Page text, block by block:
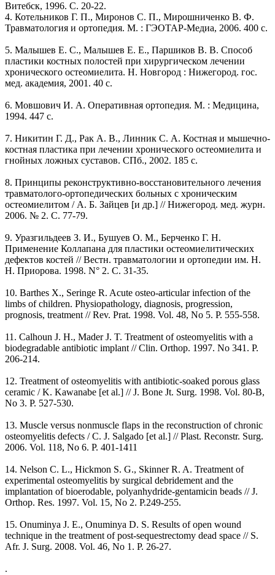
Витебск, 1996. С. 20-22.
4. Котельников Г. П., Миронов С. П., Мирошниченко В. Ф.
Травматология и ортопедия. М. : ГЭОТАР-Медиа, 2006. 400 с.
5. Малышев Е. С., Малышев Е. Е., Паршиков В. В. Способ
пластики костных полостей при хирургическом лечении
хронического остеомиелита. Н. Новгород : Нижегород. гос.
мед. академия, 2001. 40 с.
6. Мовшович И. А. Оперативная ортопедия. М. : Медицина,
1994. 447 с.
7. Никитин Г. Д., Рак А. В., Линник С. А. Костная и мышечно-
костная пластика при лечении хронического остеомиелита и
гнойных ложных суставов. СПб., 2002. 185 с.
8. Принципы реконструктивно-восстановительного лечения
травматолого-ортопедических больных с хроническим
остеомиелитом / А. Б. Зайцев [и др.] // Нижегород. мед. журн.
2006. № 2. С. 77-79.
9. Уразгильдеев З. И., Бушуев О. М., Берченко Г. Н.
Применение Коллапана для пластики остеомиелитических
дефектов костей // Вестн. травматологии и ортопедии им. Н.
Н. Приорова. 1998. N° 2. С. 31-35.
10. Barthes X., Seringe R. Acute osteo-articular infection of the
limbs of children. Physiopathology, diagnosis, progression,
prognosis, treatment // Rev. Prat. 1998. Vol. 48, No 5. P. 555-558.
11. Calhoun J. H., Mader J. T. Treatment of osteomyelitis with a
biodegradable antibiotic implant // Clin. Orthop. 1997. No 341. P.
206-214.
12. Treatment of osteomyelitis with antibiotic-soaked porous glass
ceramic / K. Kawanabe [et al.] // J. Bone Jt. Surg. 1998. Vol. 80-B,
No 3. P. 527-530.
13. Muscle versus nonmuscle flaps in the reconstruction of chronic
osteomyelitis defects / C. J. Salgado [et al.] // Plast. Reconstr. Surg.
2006. Vol. 118, No 6. P. 401-1411
14. Nelson C. L., Hickmon S. G., Skinner R. A. Treatment of
experimental osteomyelitis by surgical debridement and the
implantation of bioerodable, polyanhydride-gentamicin beads // J.
Orthop. Res. 1997. Vol. 15, No 2. P.249-255.
15. Onuminya J. E., Onuminya D. S. Results of open wound
technique in the treatment of post-sequestrectomy dead space // S.
Afr. J. Surg. 2008. Vol. 46, No 1. P. 26-27.
.